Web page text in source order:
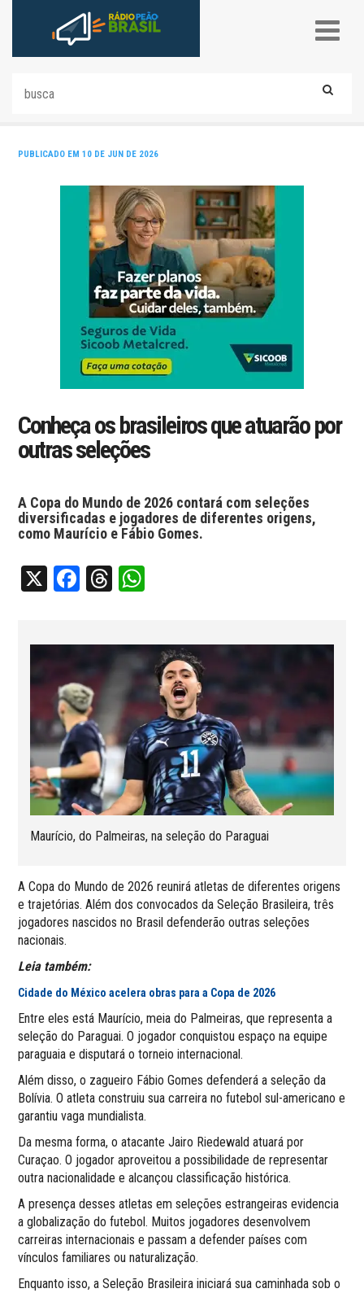
PUBLICADO EM 10 DE JUN DE 2026
Conheça os brasileiros que atuarão por
outras seleções
A Copa do Mundo de 2026 contará com seleções
diversificadas e jogadores de diferentes origens,
como Maurício e Fábio Gomes.
X Facebook
Threads
Maurício, do Palmeiras, na seleção do Paraguai
A Copa do Mundo de 2026 reunirá atletas de diferentes origens
e trajetórias. Além dos convocados da Seleção Brasileira, três
jogadores nascidos no Brasil defenderão outras seleções
nacionais.
Leia também:
Cidade do México acelera obras para a Copa de 2026
Entre eles está Maurício, meia do Palmeiras, que representa a
seleção do Paraguai. O jogador conquistou espaço na equipe
paraguaia e disputará o torneio internacional.
Além disso, o zagueiro Fábio Gomes defenderá a seleção da
Bolívia. O atleta construiu sua carreira no futebol sul-americano e
garantiu vaga mundialista.
Da mesma forma, o atacante Jairo Riedewald atuará por
Curaçao. O jogador aproveitou a possibilidade de representar
outra nacionalidade e alcançou classificação histórica.
A presença desses atletas em seleções estrangeiras evidencia
a globalização do futebol. Muitos jogadores desenvolvem
carreiras internacionais e passam a defender países com
vínculos familiares ou naturalização.
Enquanto isso, a Seleção Brasileira iniciará sua caminhada sob o